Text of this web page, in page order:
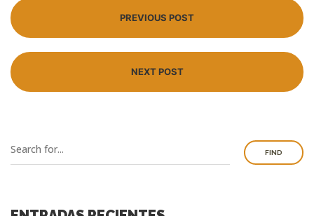
PREVIOUS POST
NEXT POST
FIND